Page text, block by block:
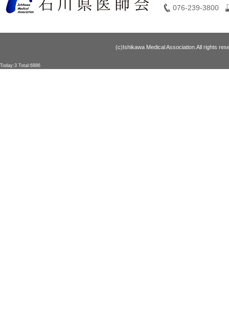
076-239-3800
(c)Ishikawa Medical Association.All rights
Today:3 Total:6886